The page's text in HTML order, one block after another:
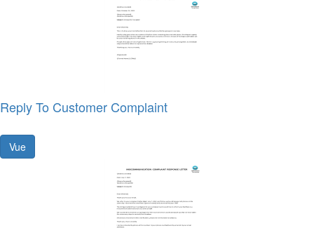
Reply To Customer Complaint
Vue